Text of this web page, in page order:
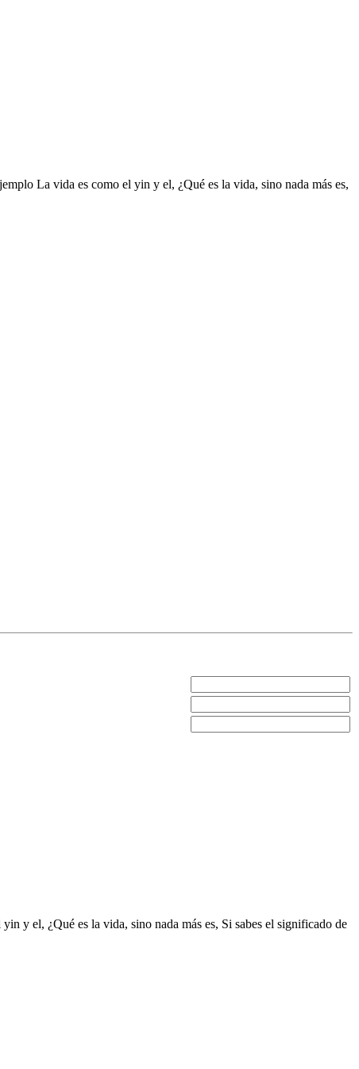
La vida es como el yin y el, ¿Qué es la vida, sino nada más es,
y el, ¿Qué es la vida, sino nada más es, Si sabes el significado de